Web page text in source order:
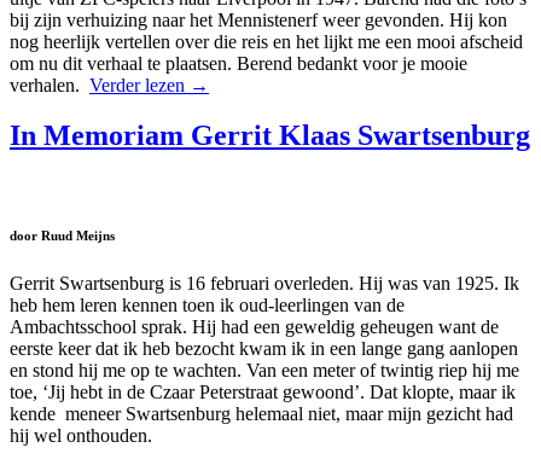
bij zijn verhuizing naar het Mennistenerf weer gevonden. Hij kon
nog heerlijk vertellen over die reis en het lijkt me een mooi afscheid
om nu dit verhaal te plaatsen. Berend bedankt voor je mooie
verhalen. Verder lezen →
In Memoriam Gerrit Klaas Swartsenburg
door Ruud Meijns
Gerrit Swartsenburg is 16 februari overleden. Hij was van 1925. Ik
heb hem leren kennen toen ik oud-leerlingen van de
Ambachtsschool sprak. Hij had een geweldig geheugen want de
eerste keer dat ik heb bezocht kwam ik in een lange gang aanlopen
en stond hij me op te wachten. Van een meter of twintig riep hij me
toe, ‘Jij hebt in de Czaar Peterstraat gewoond’. Dat klopte, maar ik
kende meneer Swartsenburg helemaal niet, maar mijn gezicht had
hij wel onthouden.